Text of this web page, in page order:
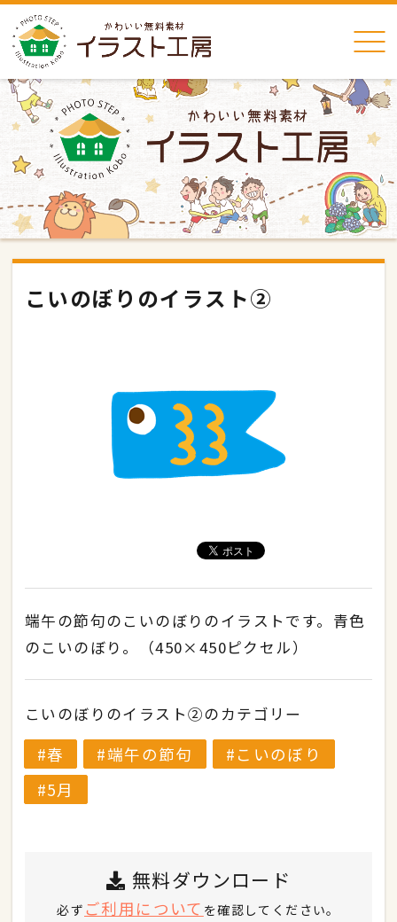
こいのぼりのイラスト②
端午の節句のこいのぼりのイラストです。青色
のこいのぼり。（450×450ピクセル）
こいのぼりのイラスト②のカテゴリー
春 端午の節句
こいのぼり
5月
無料ダウンロード
必ず ご利用について を確認してください。